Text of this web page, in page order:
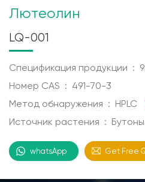
Лютеолин
LQ-001
Спецификация продукции :
Номер CAS : 491-70-3
Метод обнаружения : HPLC
Источник растения :
whatsApp Get Free